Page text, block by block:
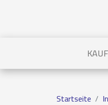
Startseite